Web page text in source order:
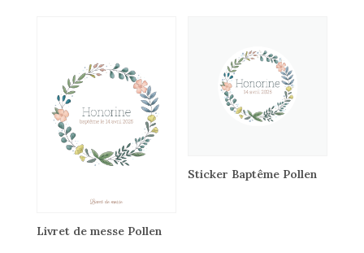
Livret de messe Pollen
Sticker Baptême Pollen